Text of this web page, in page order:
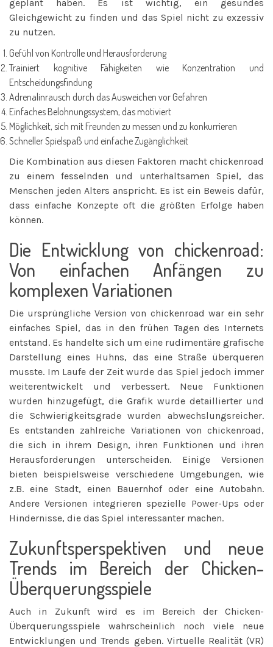
geplant haben. Es ist wichtig, ein gesundes
Gleichgewicht zu finden und das Spiel nicht zu exzessiv
zu nutzen.
Gefühl von Kontrolle und Herausforderung
Trainiert kognitive Fähigkeiten wie Konzentration und
Entscheidungsfindung
Adrenalinrausch durch das Ausweichen vor Gefahren
Einfaches Belohnungssystem, das motiviert
Möglichkeit, sich mit Freunden zu messen und zu konkurrieren
Schneller Spielspaß und einfache Zugänglichkeit
Die Kombination aus diesen Faktoren macht chickenroad
zu einem fesselnden und unterhaltsamen Spiel, das
Menschen jeden Alters anspricht. Es ist ein Beweis dafür,
dass einfache Konzepte oft die größten Erfolge haben
können.
Die Entwicklung von chickenroad:
Von einfachen Anfängen zu
komplexen Variationen
Die ursprüngliche Version von chickenroad war ein sehr
einfaches Spiel, das in den frühen Tagen des Internets
entstand. Es handelte sich um eine rudimentäre grafische
Darstellung eines Huhns, das eine Straße überqueren
musste. Im Laufe der Zeit wurde das Spiel jedoch immer
weiterentwickelt und verbessert. Neue Funktionen
wurden hinzugefügt, die Grafik wurde detaillierter und
die Schwierigkeitsgrade wurden abwechslungsreicher.
Es entstanden zahlreiche Variationen von chickenroad,
die sich in ihrem Design, ihren Funktionen und ihren
Herausforderungen unterscheiden. Einige Versionen
bieten beispielsweise verschiedene Umgebungen, wie
z.B. eine Stadt, einen Bauernhof oder eine Autobahn.
Andere Versionen integrieren spezielle Power-Ups oder
Hindernisse, die das Spiel interessanter machen.
Zukunftsperspektiven und neue
Trends im Bereich der Chicken-
Überquerungsspiele
Auch in Zukunft wird es im Bereich der Chicken-
Überquerungsspiele wahrscheinlich noch viele neue
Entwicklungen und Trends geben. Virtuelle Realität (VR)